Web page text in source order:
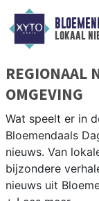
lokaal
REGIONAAL
OMGEVING
Wat speelt er in
Bloemendaals
nieuws. Van
bijzondere
nieuws uit